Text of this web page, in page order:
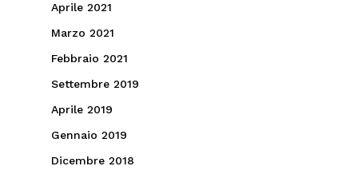
Aprile 2021
Marzo 2021
Febbraio 2021
Settembre 2019
Aprile 2019
Gennaio 2019
Dicembre 2018